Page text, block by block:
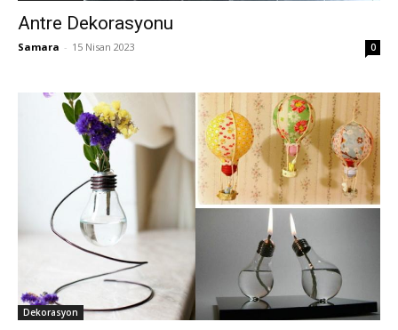
Antre Dekorasyonu
Samara - 15 Nisan 2023 0
Dekorasyon